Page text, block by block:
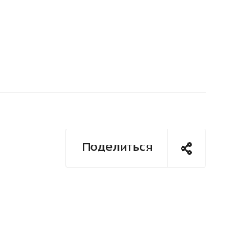
Поделиться